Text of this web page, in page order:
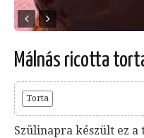
Málnás ricotta
Torta
Szülinapra készült ez a